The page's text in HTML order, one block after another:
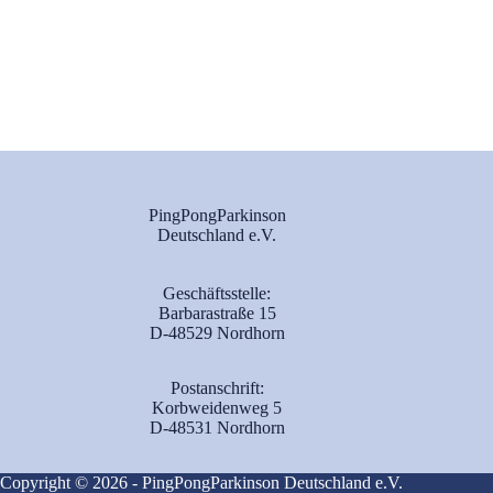
PingPongParkinson
Deutschland e.V.
Geschäftsstelle:
Barbarastraße 15
D-48529 Nordhorn
Postanschrift:
Korbweidenweg 5
D-48531 Nordhorn
Copyright © 2026 - PingPongParkinson Deutschland e.V.